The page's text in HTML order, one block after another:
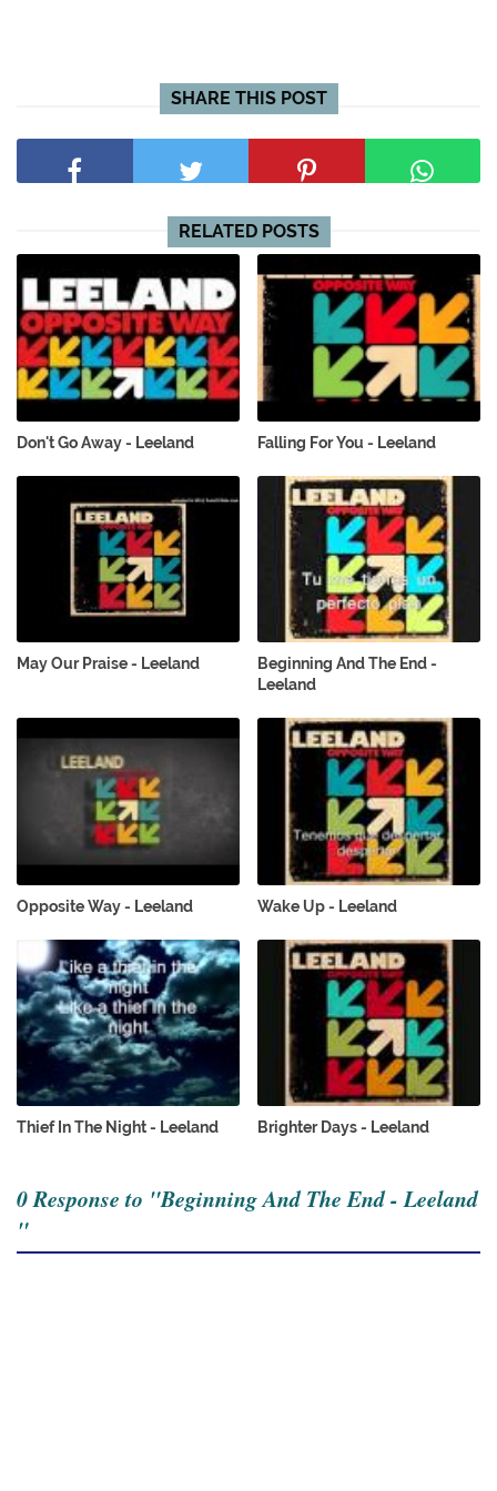
SHARE THIS POST
RELATED POSTS
Don't Go Away - Leeland Falling For You - Leeland
May Our Praise - Leeland
Beginning And The End -
Leeland
Opposite Way - Leeland Wake Up - Leeland
Thief In The Night - Leeland Brighter Days - Leeland
0 Response to "Beginning And The End - Leeland
"